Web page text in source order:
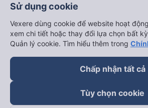
Sử dụng cookie
Vexere dùng cookie để website hoạt
xem chi tiết hoặc thay đổi lựa chọn bất
Quản lý cookie. Tìm hiểu thêm trong
Chấp nhận tất cả
Tùy chọn cookie